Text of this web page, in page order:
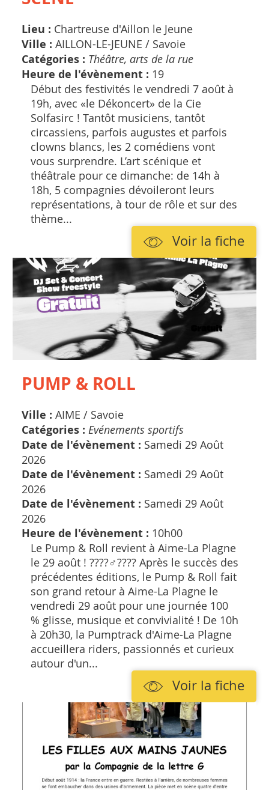
Lieu : Chartreuse d'Aillon le Jeune
Ville : AILLON-LE-JEUNE / Savoie
Catégories : Théâtre, arts de la rue
Heure de l'évènement : 19
Début des festivités le vendredi 7 août à
19h, avec «le Dékoncert» de la Cie
Solfasirc ! Tantôt musiciens, tantôt
circassiens, parfois augustes et parfois
clowns blancs, les 2 comédiens vont
vous surprendre. L’art scénique et
théâtrale pour ce dimanche: de 14h à
18h, 5 compagnies dévoileront leurs
représentations, à tour de rôle et sur des
thème...
Voir la fiche
PUMP & ROLL
Ville : AIME / Savoie
Catégories : Evénements sportifs
Date de l'évènement : Samedi 29 Août
2026
Date de l'évènement : Samedi 29 Août
2026
Date de l'évènement : Samedi 29 Août
2026
Heure de l'évènement : 10h00
Le Pump & Roll revient à Aime-La Plagne
le 29 août ! ????‍♂️???? Après le succès des
précédentes éditions, le Pump & Roll fait
son grand retour à Aime-La Plagne le
vendredi 29 août pour une journée 100
% glisse, musique et convivialité ! De 10h
à 20h30, la Pumptrack d'Aime-La Plagne
accueillera riders, passionnés et curieux
autour d'un...
Voir la fiche